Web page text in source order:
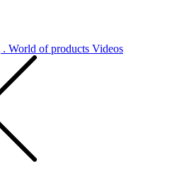
World of products Videos